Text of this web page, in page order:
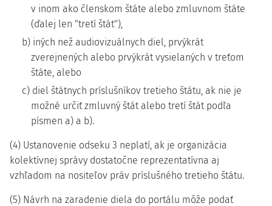
v inom ako členskom štáte alebo zmluvnom štáte
(ďalej len "tretí štát"),
b) iných než audiovizuálnych diel, prvýkrát
zverejnených alebo prvýkrát vysielaných v treťom
štáte, alebo
c) diel štátnych príslušníkov tretieho štátu, ak nie je
možné určiť zmluvný štát alebo tretí štát podľa
písmen a) a b).
(4) Ustanovenie odseku 3 neplatí, ak je organizácia
kolektívnej správy dostatočne reprezentatívna aj
vzhľadom na nositeľov práv príslušného tretieho štátu.
(5) Návrh na zaradenie diela do portálu môže podať